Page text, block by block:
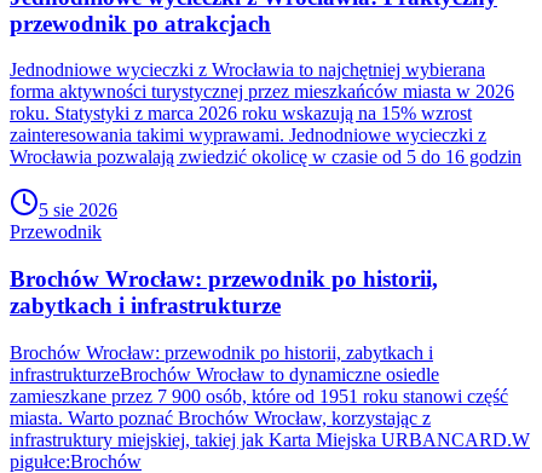
przewodnik po atrakcjach
Jednodniowe wycieczki z Wrocławia to najchętniej wybierana
forma aktywności turystycznej przez mieszkańców miasta w 2026
roku. Statystyki z marca 2026 roku wskazują na 15% wzrost
zainteresowania takimi wyprawami. Jednodniowe wycieczki z
Wrocławia pozwalają zwiedzić okolicę w czasie od 5 do 16 godzin
5 sie 2026
Przewodnik
Brochów Wrocław: przewodnik po historii,
zabytkach i infrastrukturze
Brochów Wrocław: przewodnik po historii, zabytkach i
infrastrukturzeBrochów Wrocław to dynamiczne osiedle
zamieszkane przez 7 900 osób, które od 1951 roku stanowi część
miasta. Warto poznać Brochów Wrocław, korzystając z
infrastruktury miejskiej, takiej jak Karta Miejska URBANCARD.W
pigułce:Brochów